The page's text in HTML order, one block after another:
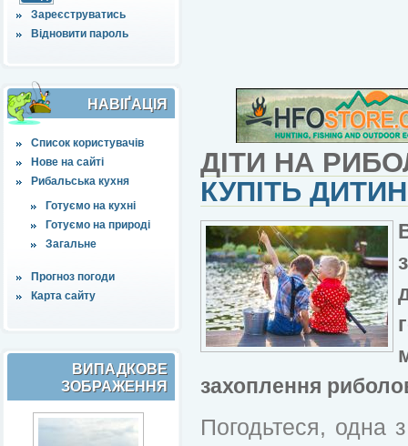
Зареєструватись
Відновити пароль
НАВІҐАЦІЯ
Список користувачів
Нове на сайті
Рибальська кухня
Готуємо на кухні
Готуємо на природі
Загальне
Прогноз погоди
Карта сайту
ВИПАДКОВЕ
ЗОБРАЖЕННЯ
ДІТИ НА
КУПІТЬ
захоплення
Погодьтеся, одна